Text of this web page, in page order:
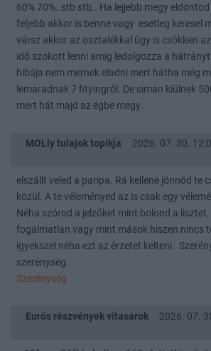
60% 70%..stb stb.. Ha lejjebb megy
feljebb akkor is benne vagy esetleg keresel
vársz akkor az osztalékkal úgy is csökken
idő szokott lenni amíg ledolgozza a
hibája nem mernek eladni mert hátha még
lemaradnak 7 fityingről. De simán kiülnek
mert hát majd az égbe megy..
MOLly tulajok topikja
2026. 07. 30.
elszállt veled a paripa. Rá kellene jönnöd te
közül. A te véleményed az is csak egy
Néha szórod a jelzőket mint bolond a
fogalmatlan vagy mint mások hiszen nincs
igyekszel néha ezt az érzetet kelteni.
szerénység.
Szerénység
Eurós részvények vitasarok
2026. 07.